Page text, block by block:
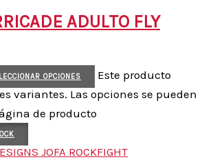
ADULTO FLY
OPCIONES
Este producto
variantes. Las opciones se pueden
de producto